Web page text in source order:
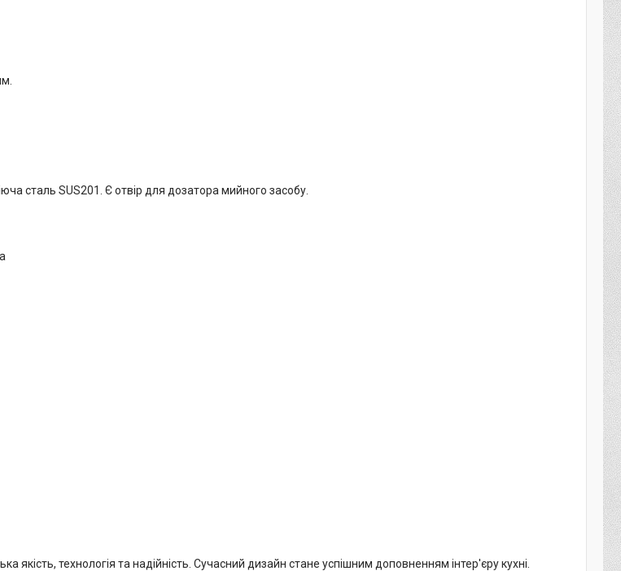
сталь SUS201. Є отвір для дозатора мийного засобу.
якість, технологія та надійність. Сучасний дизайн стане успішним доповненням інтер'єру кухні.